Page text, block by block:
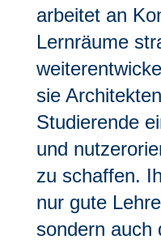
arbeitet an
Lernräume
sie
Studierende
und
zu schaffen.
nur gute
sondern auch